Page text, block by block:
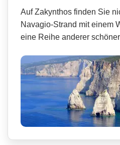
Auf Zakynthos finden Sie
Navagio-Strand mit einem
eine Reihe anderer